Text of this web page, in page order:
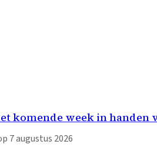
komende week in handen
7 augustus 2026